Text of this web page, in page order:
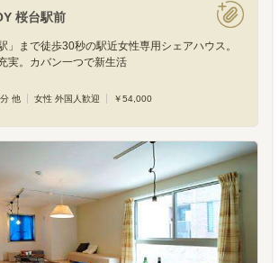
桜台駅前
」まで徒歩30秒の駅近女性専用シェアハウス。
実。カバン一つで新生活
他
女性 外国人歓迎 ￥54,000